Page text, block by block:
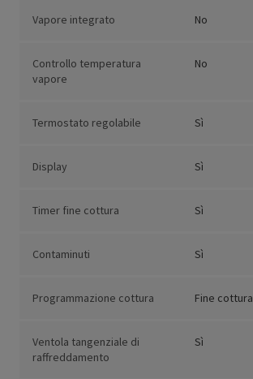
Vapore integrato No
Controllo temperatura
vapore
No
Termostato regolabile Sì
Display Sì
Timer fine cottura Sì
Contaminuti Sì
Programmazione cottura Fine cottura
Ventola tangenziale di
raffreddamento
Sì